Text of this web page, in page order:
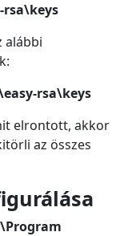
rsa\keys
alábbi
rsa\keys
elrontott, akkor
az összes